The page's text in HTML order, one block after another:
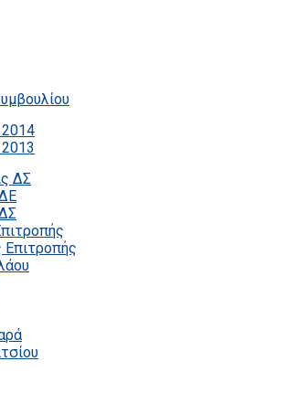
ΔΣ
Επιτροπής